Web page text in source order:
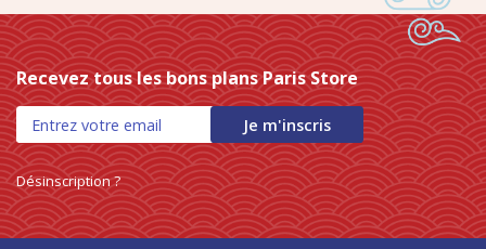
Recevez tous les bons plans Paris Store
Je m'inscris
Désinscription ?